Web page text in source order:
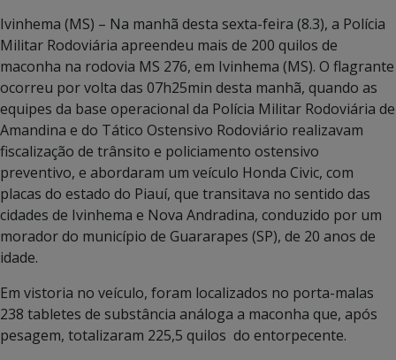
Ivinhema (MS) – Na manhã desta sexta-feira (8.3), a Polícia
Militar Rodoviária apreendeu mais de 200 quilos de
maconha na rodovia MS 276, em Ivinhema (MS). O flagrante
ocorreu por volta das 07h25min desta manhã, quando as
equipes da base operacional da Polícia Militar Rodoviária de
Amandina e do Tático Ostensivo Rodoviário realizavam
fiscalização de trânsito e policiamento ostensivo
preventivo, e abordaram um veículo Honda Civic, com
placas do estado do Piauí, que transitava no sentido das
cidades de Ivinhema e Nova Andradina, conduzido por um
morador do município de Guararapes (SP), de 20 anos de
idade.
Em vistoria no veículo, foram localizados no porta-malas
238 tabletes de substância análoga a maconha que, após
pesagem, totalizaram 225,5 quilos do entorpecente.